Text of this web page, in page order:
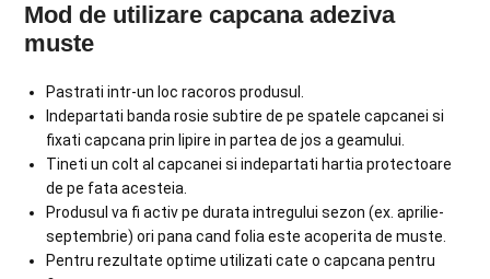
Mod de utilizare capcana adeziva
muste
Pastrati intr-un loc racoros produsul.
Indepartati banda rosie subtire de pe spatele capcanei si
fixati capcana prin lipire in partea de jos a geamului.
Tineti un colt al capcanei si indepartati hartia protectoare
de pe fata acesteia.
Produsul va fi activ pe durata intregului sezon (ex. aprilie-
septembrie) ori pana cand folia este acoperita de muste.
Pentru rezultate optime utilizati cate o capcana pentru